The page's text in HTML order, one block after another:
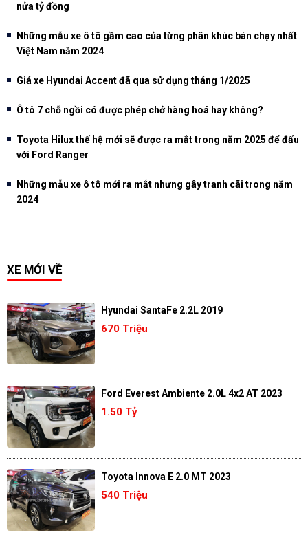
nửa tỷ đồng
Những mẫu xe ô tô gầm cao của từng phân khúc bán chạy nhất
Việt Nam năm 2024
Giá xe Hyundai Accent đã qua sử dụng tháng 1/2025
Ô tô 7 chỗ ngồi có được phép chở hàng hoá hay không?
Toyota Hilux thế hệ mới sẽ được ra mắt trong năm 2025 để đấu
với Ford Ranger
Những mẫu xe ô tô mới ra mắt nhưng gây tranh cãi trong năm
2024
XE MỚI VỀ
Hyundai SantaFe 2.2L 2019
670 Triệu
Ford Everest Ambiente 2.0L 4x2 AT 2023
1.50 Tỷ
Toyota Innova E 2.0 MT 2023
540 Triệu